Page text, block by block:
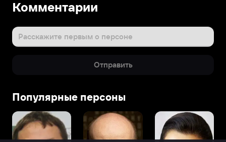
Комментарии
Расскажите первым о персоне
Отправить
Популярные персоны